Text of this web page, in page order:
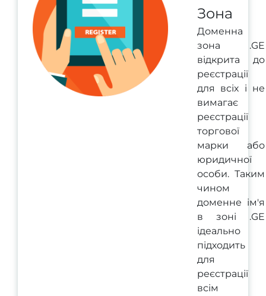
Зона
Доменна
зона .GE
відкрита до
реєстрації
для всіх і не
вимагає
реєстрації
торгової
марки або
юридичної
особи. Таким
чином
доменне ім'я
в зоні .GE
ідеально
підходить
для
реєстрації
всім